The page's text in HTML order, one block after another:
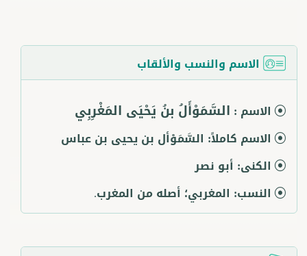
الاسم والنسب والألقاب
الاسم : السَّمَوْأَلُ بنُ يَحْيَى المَغْرِبِي
الاسم كاملاً: السَّمَوْأل بن يحيى بن عباس
الكنى: أبو نصر
النسب: المغربي؛ أصله من المغرب.